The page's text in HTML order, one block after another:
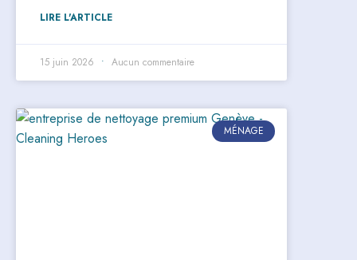
LIRE L'ARTICLE
15 juin 2026 Aucun commentaire
MÉNAGE